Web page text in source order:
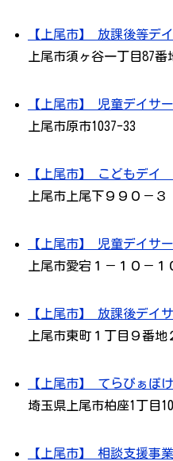
【上尾市】 放課後等デ
上尾市須ヶ谷一丁目87番
【上尾市】 児童デイ
上尾市原市1037-33
【上尾市】 こどもデ
上尾市上尾下９９０－３
【上尾市】 児童デイ
上尾市愛宕１－１０－１
【上尾市】 放課後デイ
上尾市東町１丁目９番地
【上尾市】 てらぴぁぽ
埼玉県上尾市柏座1丁目
【上尾市】 相談支援事